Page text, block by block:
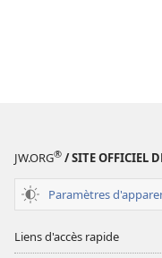
JW.ORG® / SITE OFFICIEL
Paramètres
Liens d'accès rapide